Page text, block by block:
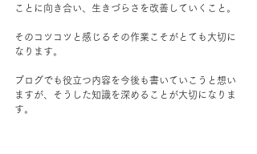
ことに向き合い、生きづらさを改善していくこと。
そのコツコツと感じるその作業こそがとても大切に
なります。
ブログでも役立つ内容を今後も書いていこうと想い
ますが、そうした知識を深めることが大切になりま
す。